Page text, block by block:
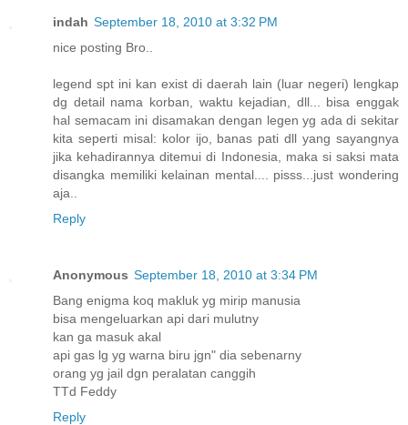
indah September 18, 2010 at 3:32 PM
nice posting Bro..
legend spt ini kan exist di daerah lain (luar negeri) lengkap
dg detail nama korban, waktu kejadian, dll... bisa enggak
hal semacam ini disamakan dengan legen yg ada di sekitar
kita seperti misal: kolor ijo, banas pati dll yang sayangnya
jika kehadirannya ditemui di Indonesia, maka si saksi mata
disangka memiliki kelainan mental.... pisss...just wondering
aja..
Reply
Anonymous September 18, 2010 at 3:34 PM
Bang enigma koq makluk yg mirip manusia
bisa mengeluarkan api dari mulutny
kan ga masuk akal
api gas lg yg warna biru jgn" dia sebenarny
orang yg jail dgn peralatan canggih
TTd Feddy
Reply